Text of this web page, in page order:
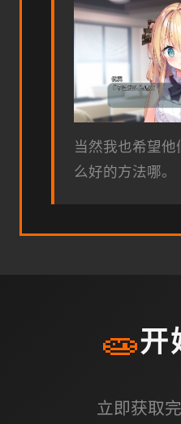
当然我也希望
么好的方法哪。
🧫开
立即获取